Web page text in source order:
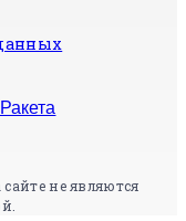
не являются